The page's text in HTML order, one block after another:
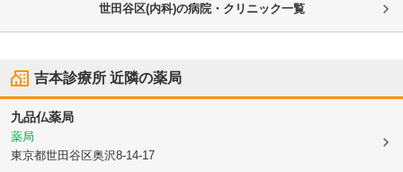
世田谷区(内科)の病院・クリニック一覧
吉本診療所 近隣の薬局
九品仏薬局
薬局
東京都世田谷区奥沢8-14-17